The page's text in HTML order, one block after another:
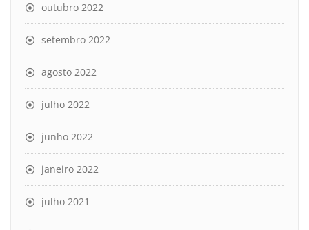
outubro 2022
setembro 2022
agosto 2022
julho 2022
junho 2022
janeiro 2022
julho 2021